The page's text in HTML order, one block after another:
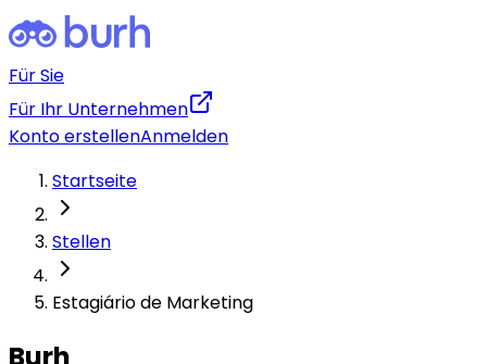
Für Sie
Für Ihr Unternehmen
Konto erstellenAnmelden
Startseite
Stellen
Estagiário de Marketing